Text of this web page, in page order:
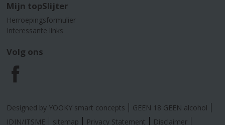
Mijn topSlijter
Herroepingsformulier
Interessante links
Volg ons
F
a
Designed by YOOKY smart concepts
GEEN 18 GEEN alcohol
IDIN/ITSME
sitemap Privacy Statement Disclaimer